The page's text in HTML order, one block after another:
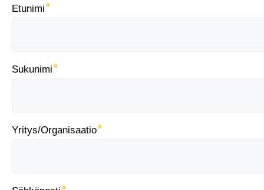
Etunimi
Sukunimi
Yritys/Organisaatio